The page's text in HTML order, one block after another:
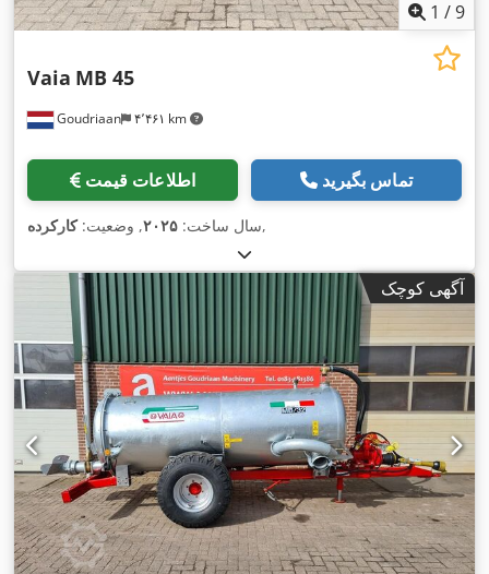
1 /9
Goudriaan ۴٬۴۶۱ km
Vaia MB 45
اطلاعات قیمت تماس بگیرید
سال ساخت: ۲۰۲۵, وضعیت:کارکرده ,
آگهی کوچک